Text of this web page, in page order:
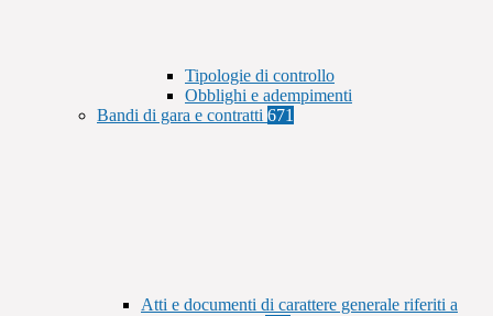
Tipologie di controllo
Obblighi e adempimenti
Bandi di gara e contratti 671
Atti e documenti di carattere generale riferiti a